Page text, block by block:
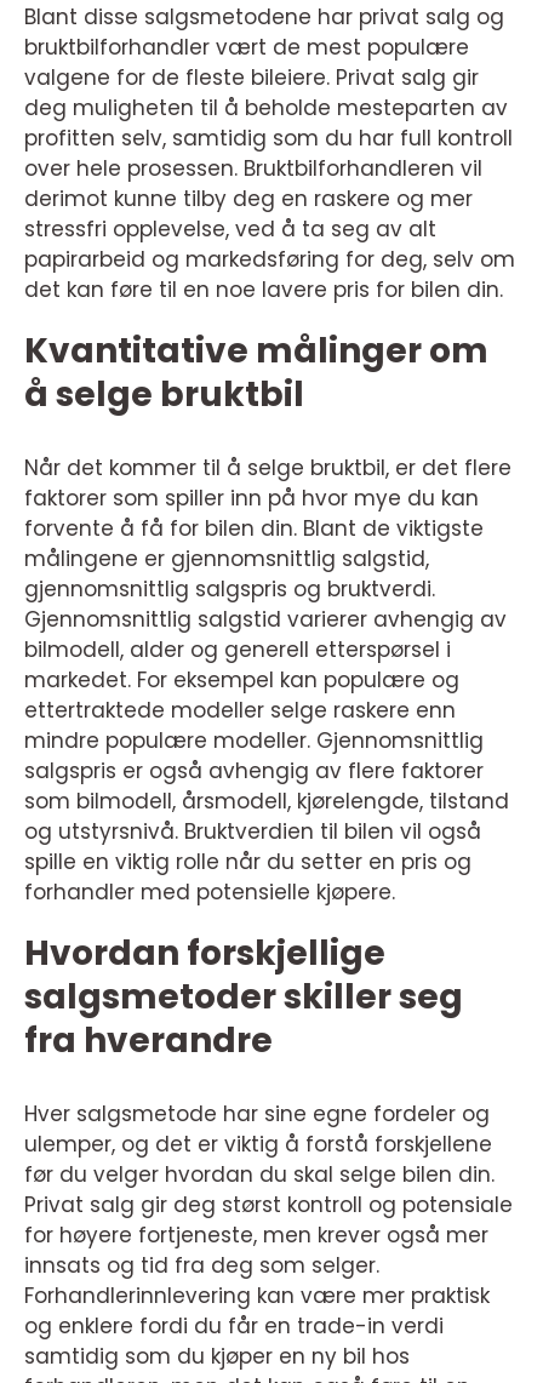
Blant disse salgsmetodene har privat salg og
bruktbilforhandler vært de mest populære
valgene for de fleste bileiere. Privat salg gir
deg muligheten til å beholde mesteparten av
profitten selv, samtidig som du har full kontroll
over hele prosessen. Bruktbilforhandleren vil
derimot kunne tilby deg en raskere og mer
stressfri opplevelse, ved å ta seg av alt
papirarbeid og markedsføring for deg, selv om
det kan føre til en noe lavere pris for bilen din.
Kvantitative målinger om
å selge bruktbil
Når det kommer til å selge bruktbil, er det flere
faktorer som spiller inn på hvor mye du kan
forvente å få for bilen din. Blant de viktigste
målingene er gjennomsnittlig salgstid,
gjennomsnittlig salgspris og bruktverdi.
Gjennomsnittlig salgstid varierer avhengig av
bilmodell, alder og generell etterspørsel i
markedet. For eksempel kan populære og
ettertraktede modeller selge raskere enn
mindre populære modeller. Gjennomsnittlig
salgspris er også avhengig av flere faktorer
som bilmodell, årsmodell, kjørelengde, tilstand
og utstyrsnivå. Bruktverdien til bilen vil også
spille en viktig rolle når du setter en pris og
forhandler med potensielle kjøpere.
Hvordan forskjellige
salgsmetoder skiller seg
fra hverandre
Hver salgsmetode har sine egne fordeler og
ulemper, og det er viktig å forstå forskjellene
før du velger hvordan du skal selge bilen din.
Privat salg gir deg størst kontroll og potensiale
for høyere fortjeneste, men krever også mer
innsats og tid fra deg som selger.
Forhandlerinnlevering kan være mer praktisk
og enklere fordi du får en trade-in verdi
samtidig som du kjøper en ny bil hos